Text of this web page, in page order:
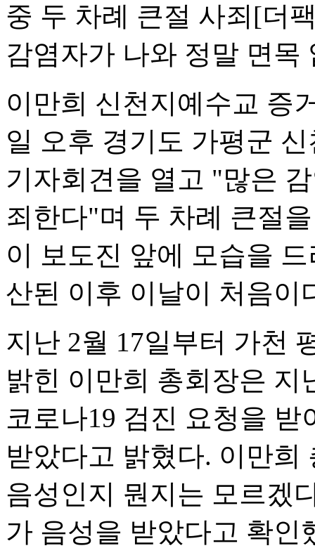
중 두 차례 큰절 사죄[더
감염자가 나와 정말 면목
이만희 신천지예수교 증
일 오후 경기도 가평군
기자회견을 열고 "많은
죄한다"며 두 차례 큰절
이 보도진 앞에 모습을
산된 이후 이날이 처음이
지난 2월 17일부터 가천
밝힌 이만희 총회장은 지
코로나19 검진 요청을
받았다고 밝혔다. 이만
음성인지 뭔지는 모르겠
가 음성을 받았다고 확인